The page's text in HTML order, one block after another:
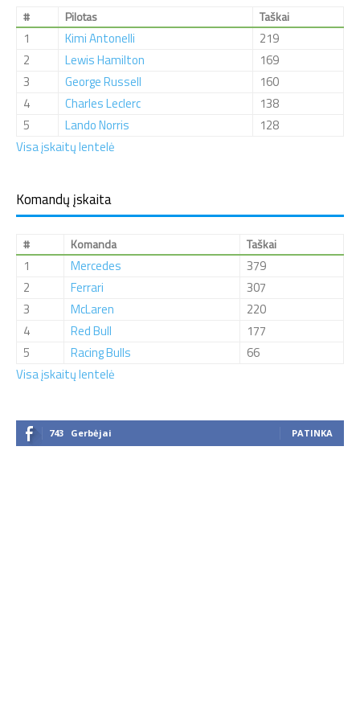
# Pilotas Taškai
1 Kimi Antonelli
219
2
Lewis Hamilton
169
3
George Russell
160
4
Charles Leclerc
138
5
Lando Norris
128
Visa įskaitų lentelė
Komandų įskaita
# Komanda Taškai
1 Mercedes
379
2
Ferrari
307
3
McLaren
220
4
Red Bull
177
5
Racing Bulls
66
Visa įskaitų lentelė
743 Gerbėjai PATINKA